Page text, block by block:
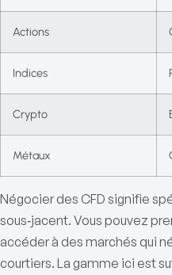
Actions
Indices
Crypto
Métaux
Négocier des CFD signifie
sous‑jacent. Vous pouvez
accéder à des marchés qui
courtiers. La gamme ici est